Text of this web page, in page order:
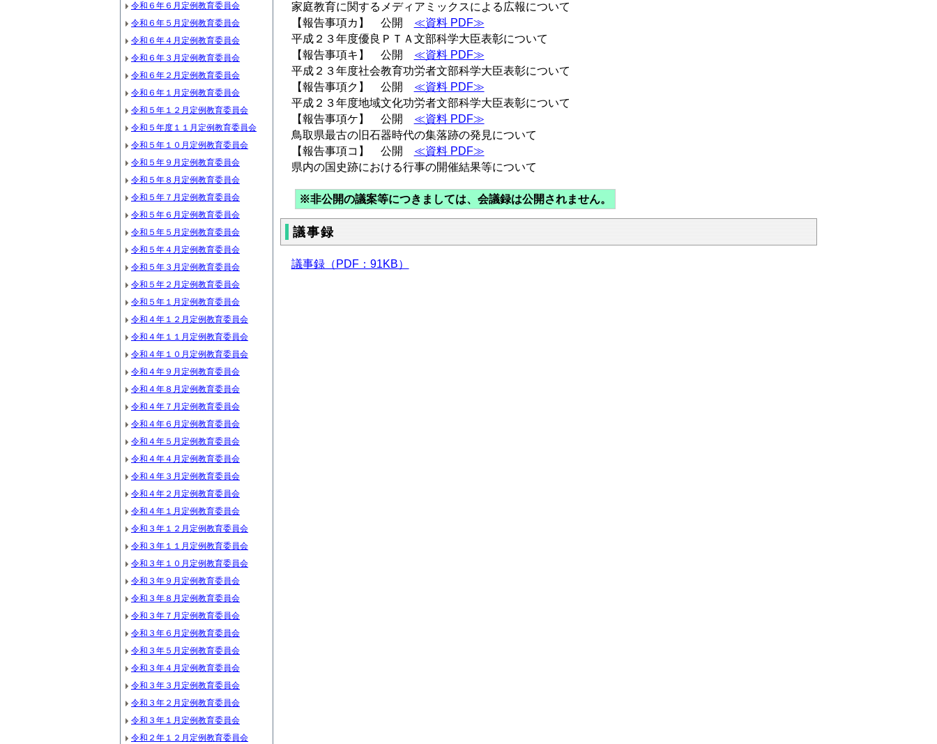
令和６年６月定例教育委員会
令和６年５月定例教育委員会
令和６年４月定例教育委員会
令和６年３月定例教育委員会
令和６年２月定例教育委員会
令和６年１月定例教育委員会
令和５年１２月定例教育委員会
令和５年度１１月定例教育委員会
令和５年１０月定例教育委員会
令和５年９月定例教育委員会
令和５年８月定例教育委員会
令和５年７月定例教育委員会
令和５年６月定例教育委員会
令和５年５月定例教育委員会
令和５年４月定例教育委員会
令和５年３月定例教育委員会
令和５年２月定例教育委員会
令和５年１月定例教育委員会
令和４年１２月定例教育委員会
令和４年１１月定例教育委員会
令和４年１０月定例教育委員会
令和４年９月定例教育委員会
令和４年８月定例教育委員会
令和４年７月定例教育委員会
令和４年６月定例教育委員会
令和４年５月定例教育委員会
令和４年４月定例教育委員会
令和４年３月定例教育委員会
令和４年２月定例教育委員会
令和４年１月定例教育委員会
令和３年１２月定例教育委員会
令和３年１１月定例教育委員会
令和３年１０月定例教育委員会
令和３年９月定例教育委員会
令和３年８月定例教育委員会
令和３年７月定例教育委員会
令和３年６月定例教育委員会
令和３年５月定例教育委員会
令和３年４月定例教育委員会
令和３年３月定例教育委員会
令和３年２月定例教育委員会
令和３年１月定例教育委員会
令和２年１２月定例教育委員会
家庭教育に関するメディアミックスによる広報について
【報告事項カ】 公開 ≪資料 PDF≫
平成２３年度優良ＰＴＡ文部科学大臣表彰について
【報告事項キ】 公開 ≪資料 PDF≫
平成２３年度社会教育功労者文部科学大臣表彰について
【報告事項ク】 公開 ≪資料 PDF≫
平成２３年度地域文化功労者文部科学大臣表彰について
【報告事項ケ】 公開 ≪資料 PDF≫
鳥取県最古の旧石器時代の集落跡の発見について
【報告事項コ】 公開 ≪資料 PDF≫
県内の国史跡における行事の開催結果等について
※非公開の議案等につきましては、会議録は公開されません。
議事録
議事録（PDF：91KB）